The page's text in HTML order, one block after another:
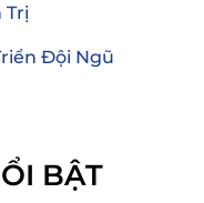
Trị
Đội Ngũ
BẬT